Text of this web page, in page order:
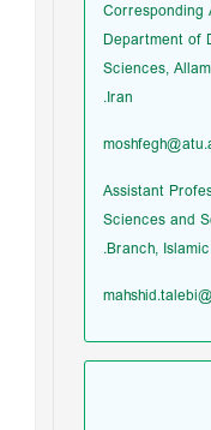
Department of
Sciences,
Iran.
Assistant
Sciences and
Branch,